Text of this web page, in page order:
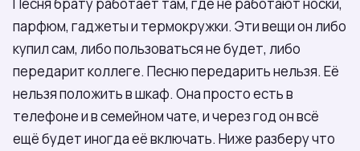
парфюм, гаджеты и термокружки. Эти вещи он либо
купил сам, либо пользоваться не будет, либо
передарит коллеге. Песню передарить нельзя. Её
нельзя положить в шкаф. Она просто есть в
телефоне и в семейном чате, и через год он всё
ещё будет иногда её включать. Ниже разберу что